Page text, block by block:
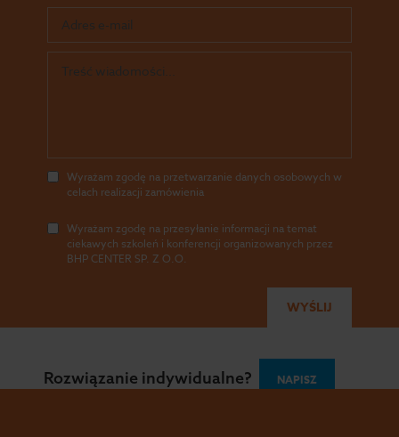
Wyrażam zgodę na przetwarzanie danych osobowych w
celach realizacji zamówienia
Wyrażam zgodę na przesyłanie informacji na temat
ciekawych szkoleń i konferencji organizowanych przez
BHP CENTER SP. Z O.O.
Wszystkie prawa zastrzeżone - BHP Center 2026
Rozwiązanie indywidualne? NAPISZ